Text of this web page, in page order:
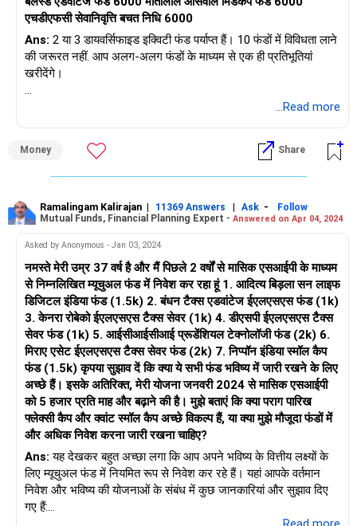
एचडीएफसी सेवानिवृत्ति बचत निधि 6000
Ans: 2 या 3 डायवर्सिफाइड इक्विटी फंड पर्याप्त हैं। 10 फंडों में विविधता लाने
की जरूरत नहीं. आप अलग-अलग फंडों के माध्यम से एक ही प्रतिभूतियां
खरीदेंगे।
...Read more
Money Share
Ramalingam Kalirajan | 11369 Answers | Ask -
Follow
Mutual Funds, Financial Planning Expert - Answered on Apr 04, 2024
Asked by Anonymous - Jan 03, 2024
नमस्ते मेरी उम्र 37 वर्ष है और मैं पिछले 2 वर्षों से मासिक एसआईपी के माध्यम
से निम्नलिखित म्यूचुअल फंड में निवेश कर रहा हूं 1. आदित्य बिड़ला सन लाइफ
डिजिटल इंडिया फंड (1.5k) 2. बंधन टैक्स एडवांटेज ईएलएसएस फंड (1k)
3. केनरा रोबेको ईएलएसएस टैक्स सेवर (1k) 4. डीएसपी ईएलएसएस टैक्स
सेवर फंड (1k) 5. आईसीआईसीआई प्रूडेंशियल टेक्नोलॉजी फंड (2k) 6.
मिराए एसेट ईएलएसएस टैक्स सेवर फंड (2k) 7. निप्पॉन इंडिया स्मॉल कैप
फंड (1.5k) कृपया सुझाव दें कि क्या ये सभी फंड भविष्य में जारी रखने के लिए
अच्छे हैं। इसके अतिरिक्त, मेरी योजना जनवरी 2024 से मासिक एसआईपी
को 5 हजार प्रति माह और बढ़ाने की है। मुझे बताएं कि क्या पराग पारिख
फ्लेक्सी कैप और क्वांट स्मॉल कैप अच्छे विकल्प हैं, या क्या मुझे मौजूदा फंडों में
और अधिक निवेश करना जारी रखना चाहिए?
Ans: यह देखकर बहुत अच्छा लगा कि आप अपने भविष्य के वित्तीय लक्ष्यों के
लिए म्यूचुअल फंड में नियमित रूप से निवेश कर रहे हैं। यहां आपके वर्तमान
निवेश और भविष्य की योजनाओं के संबंध में कुछ जानकारियां और सुझाव दिए
गए हैं: